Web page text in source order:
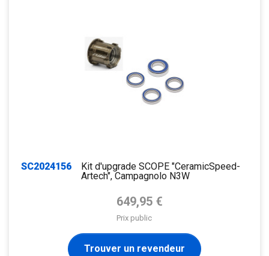
SC2024156
Kit d'upgrade SCOPE "CeramicSpeed-
Artech", Campagnolo N3W
Prix de base
649,95 €
Prix public
Trouver un revendeur